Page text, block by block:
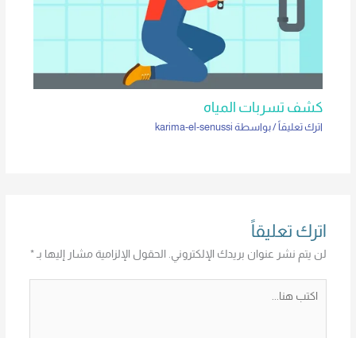
كشف تسربات المياه
اترك تعليقاً / بواسطة karima-el-senussi
اترك تعليقاً
لن يتم نشر عنوان بريدك الإلكتروني. الحقول الإلزامية مشار إليها بـ *